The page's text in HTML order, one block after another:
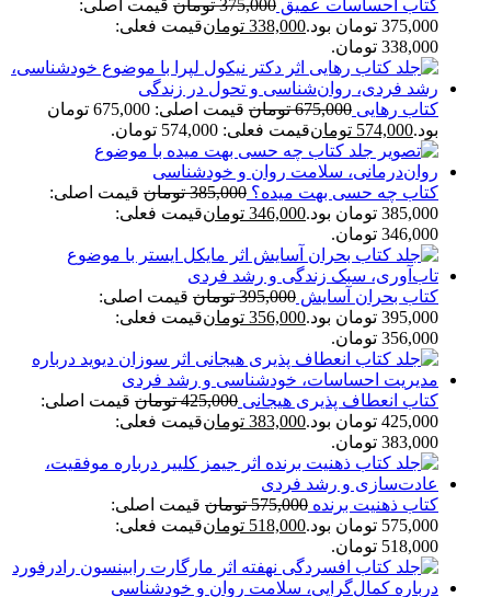
کتاب احساسات عمیق 375,000 تومان قیمت اصلی:
375,000 تومان بود.
338,000 تومانقیمت فعلی:
338,000 تومان.
کتاب رهایی 675,000 تومان
قیمت اصلی: 675,000 تومان
بود.574,000 تومانقیمت فعلی: 574,000 تومان.
کتاب چه حسی بهت میده؟ 385,000 تومان قیمت اصلی:
385,000 تومان بود.
346,000 تومانقیمت فعلی:
346,000 تومان.
کتاب بحران آسایش 395,000 تومان قیمت اصلی:
395,000 تومان بود.
356,000 تومانقیمت فعلی:
356,000 تومان.
کتاب انعطاف پذیری هیجانی 425,000 تومان قیمت اصلی:
425,000 تومان بود.
383,000 تومانقیمت فعلی:
383,000 تومان.
کتاب ذهنیت برنده 575,000 تومان قیمت اصلی:
575,000 تومان بود.
518,000 تومانقیمت فعلی:
518,000 تومان.